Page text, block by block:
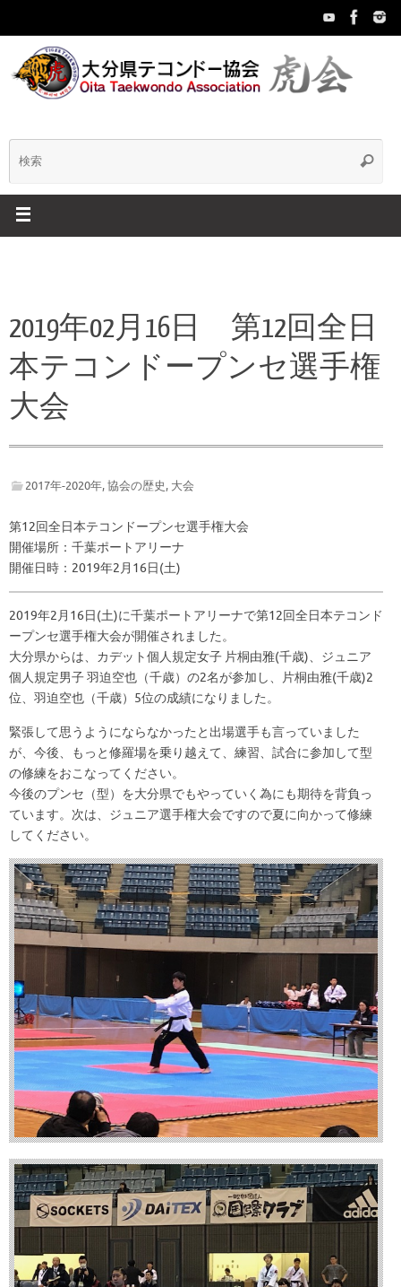
プ
索:
検
2019年02月16日 第12回全日
本テコンドープンセ選手権
大会
2017年-2020年,協会の歴史, 大会
第12回全日本テコンドープンセ選手権大会
開催場所：千葉ポートアリーナ
開催日時：2019年2月16日(土)
2019年2月16日(土)に千葉ポートアリーナで第12回全日本テコンド
ープンセ選手権大会が開催されました。
大分県からは、カデット個人規定女子 片桐由雅(千歳)、ジュニア
個人規定男子 羽迫空也（千歳）の2名が参加し、片桐由雅(千歳)2
位、羽迫空也（千歳）5位の成績になりました。
緊張して思うようにならなかったと出場選手も言っていました
が、今後、もっと修羅場を乗り越えて、練習、試合に参加して型
の修練をおこなってください。
今後のプンセ（型）を大分県でもやっていく為にも期待を背負っ
ています。次は、ジュニア選手権大会ですので夏に向かって修練
してください。